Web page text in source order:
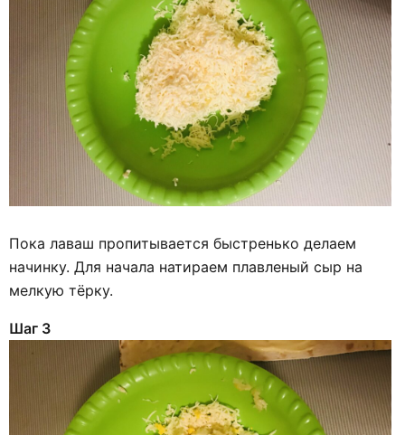
Пока лаваш пропитывается быстренько делаем
начинку. Для начала натираем плавленый сыр на
мелкую тёрку.
Шаг 3